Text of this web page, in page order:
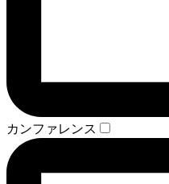
カンファレンス